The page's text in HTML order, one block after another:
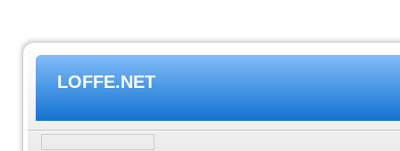
LOFFE.NET